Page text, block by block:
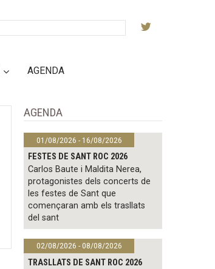
AGENDA
AGENDA
01/08/2026 - 16/08/2026
FESTES DE SANT ROC 2026
Carlos Baute i Maldita Nerea,
protagonistes dels concerts de
les festes de Sant que
començaran amb els trasllats
del sant
02/08/2026 - 08/08/2026
TRASLLATS DE SANT ROC 2026